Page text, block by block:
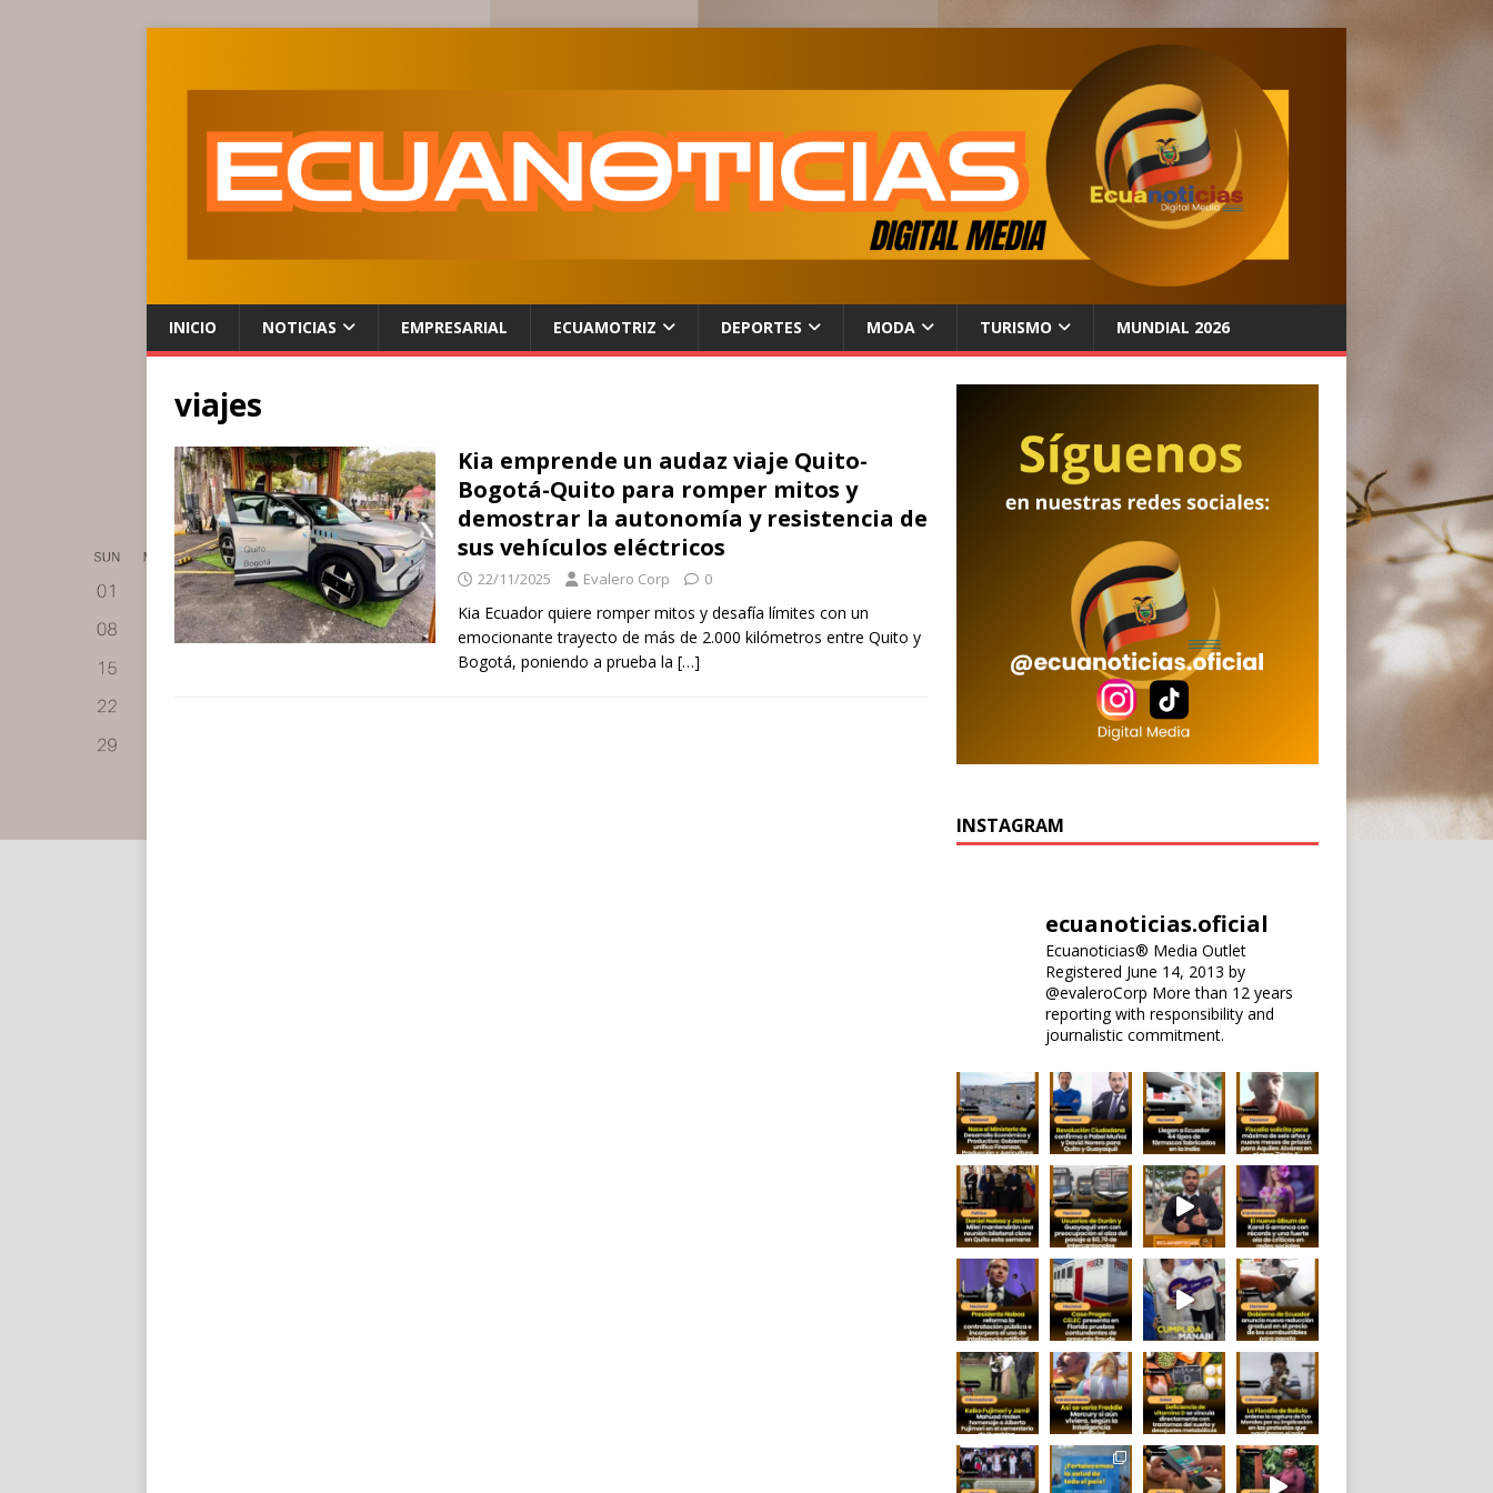
INICIO NOTICIAS EMPRESARIAL ECUAMOTRIZ DEPORTES MODA TURISMO MUNDIAL 2026
viajes
Kia emprende un audaz viaje Quito-
Bogotá-Quito para romper mitos y
demostrar la autonomía y resistencia de
sus vehículos eléctricos
22/11/2025 Evalero Corp 0
Kia Ecuador quiere romper mitos y desafía límites con un
emocionante trayecto de más de 2.000 kilómetros entre Quito y
Bogotá, poniendo a prueba la […]
INSTAGRAM
ecuanoticias.oficial
Ecuanoticias® Media Outlet
Registered June 14, 2013 by
@evaleroCorp More than 12 years
reporting with responsibility and
journalistic commitment.